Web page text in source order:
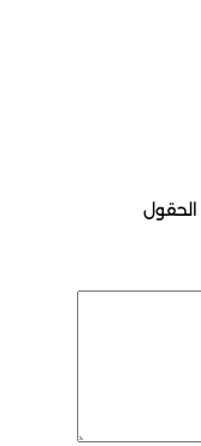
الحقول